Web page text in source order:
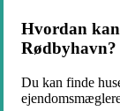
Hvordan
Rødbyhavn?
Du kan finde